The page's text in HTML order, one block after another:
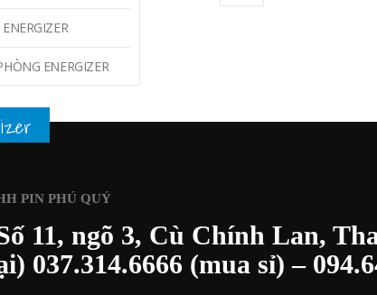
ENERGIZER
PIN PHÚ QUÝ
11, ngõ 3, Cù Chính Lan,
037.314.6666 (mua sỉ) –